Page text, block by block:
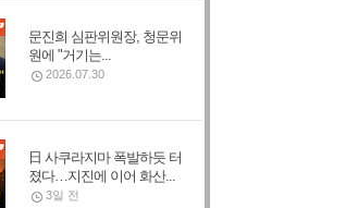
문진희 심판위원장, 청문위
원에 "거기는...
2026.07.30
日 사쿠라지마 폭발하듯 터
졌다…지진에 이어 화산...
3일 전